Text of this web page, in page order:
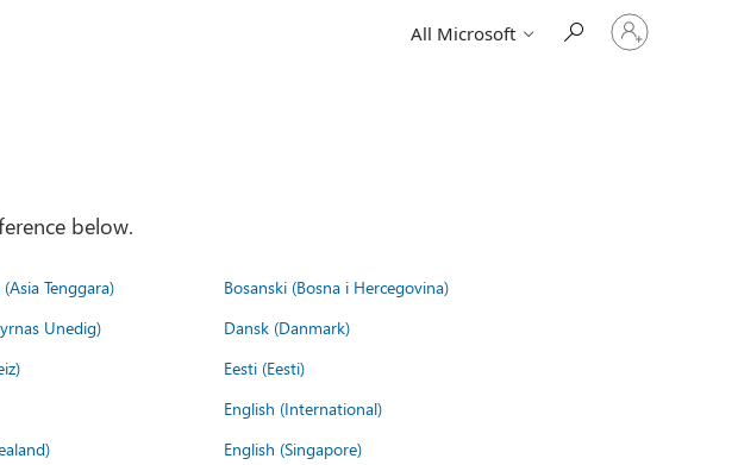
All Microsoft
Sign
in
below.
Tenggara)
Bosanski (Bosna i Hercegovina)
Unedig)
Dansk (Danmark)
Eesti (Eesti)
English (International)
English (Singapore)